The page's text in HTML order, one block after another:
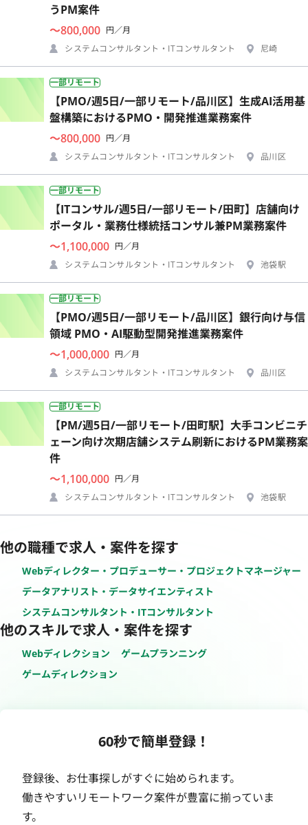
うPM案件
〜800,000 円／月
システムコンサルタント・ITコンサルタント
尼崎
一部リモート
【PMO/週5日/一部リモート/品川区】生成AI活用基
盤構築におけるPMO・開発推進業務案件
〜800,000 円／月
システムコンサルタント・ITコンサルタント
品川区
一部リモート
【ITコンサル/週5日/一部リモート/田町】店舗向け
ポータル・業務仕様統括コンサル兼PM業務案件
〜1,100,000 円／月
システムコンサルタント・ITコンサルタント
池袋駅
一部リモート
【PMO/週5日/一部リモート/品川区】銀行向け与信
領域 PMO・AI駆動型開発推進業務案件
〜1,000,000 円／月
システムコンサルタント・ITコンサルタント
品川区
一部リモート
【PM/週5日/一部リモート/田町駅】大手コンビニチ
ェーン向け次期店舗システム刷新におけるPM業務案
件
〜1,100,000 円／月
システムコンサルタント・ITコンサルタント
池袋駅
他の職種で求人・案件を探す
Webディレクター・プロデューサー・プロジェクトマネージャー
データアナリスト・データサイエンティスト
システムコンサルタント・ITコンサルタント
他のスキルで求人・案件を探す
Webディレクション
ゲームプランニング
ゲームディレクション
60秒で簡単登録！
登録後、お仕事探しがすぐに始められます。
働きやすいリモートワーク案件が豊富に揃っていま
す。